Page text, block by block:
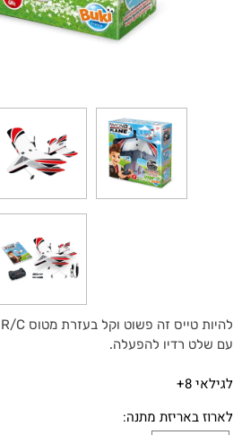
עם שלט רדיו להפעלה.
לגילאי 8+
לארוז באריזת מתנה: